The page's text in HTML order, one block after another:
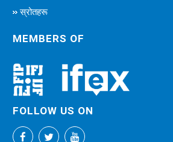
स्रोतहरू
MEMBERS OF
FOLLOW US ON